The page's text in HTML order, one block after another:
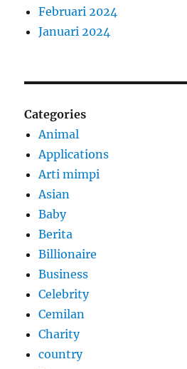
Februari 2024
Januari 2024
Categories
Animal
Applications
Arti mimpi
Asian
Baby
Berita
Billionaire
Business
Celebrity
Cemilan
Charity
country